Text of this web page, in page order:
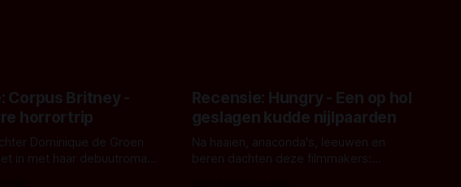
Corpus Britney -
horrortrip
Dominique de Groen
in met haar debuutroman.
Recensie: Hungry - Een op hol
geslagen kudde nijlpaarden
Na haaien, anaconda's, leeuwen en
beren dachten deze filmmakers: